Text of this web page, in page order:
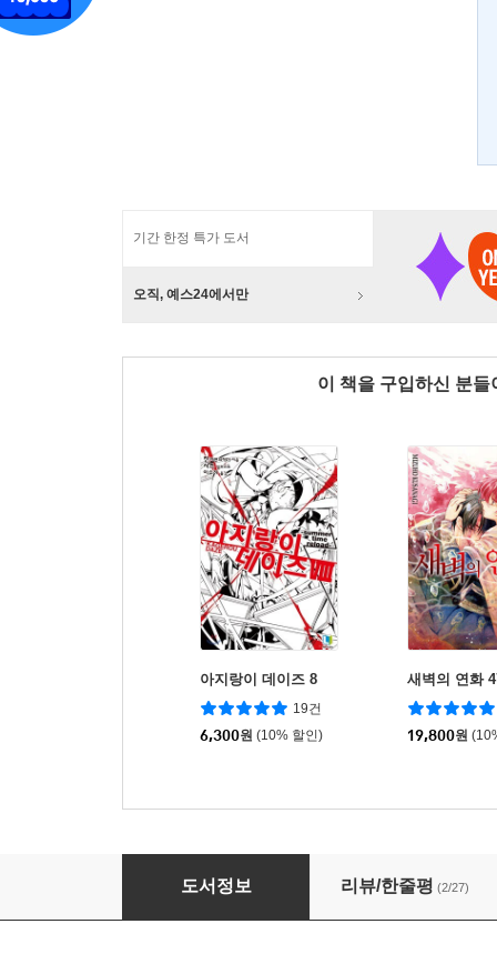
기간 한정 특가 도서
오직, 예스24에서만
이 책을 구입하신 분
아지랑이 데이즈 8
19건
6,300원 (10% 할인)
새벽의 연화
19,800원
아지랑이 데이즈 6
도서정보 리뷰/한줄평 (2/27)